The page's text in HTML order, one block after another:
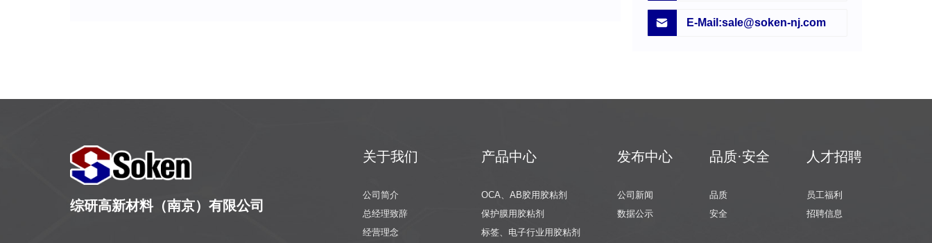
E-Mail:sale@soken-nj.com
综研高新材料（南京）有限公司
关于我们
公司简介
总经理致辞
经营理念
产品中心
OCA、AB胶用胶粘剂
保护膜用胶粘剂
标签、电子行业用胶粘剂
发布中心
公司新闻
数据公示
品质·安全
品质
安全
人才招聘
员工福利
招聘信息